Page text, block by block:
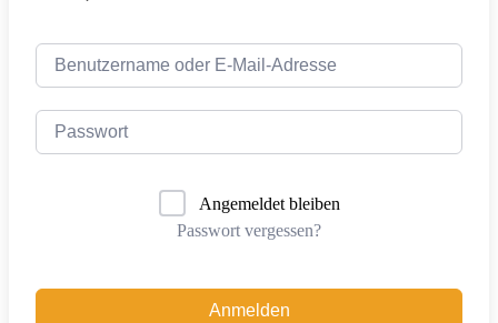
Angemeldet bleiben
Passwort vergessen?
Anmelden